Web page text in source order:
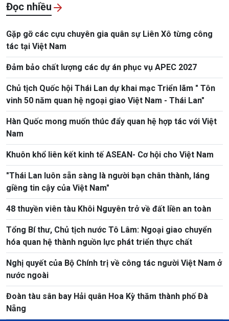
Đọc nhiều
Gặp gỡ các cựu chuyên gia quân sự Liên Xô từng công
tác tại Việt Nam
Đảm bảo chất lượng các dự án phục vụ APEC 2027
Chủ tịch Quốc hội Thái Lan dự khai mạc Triển lãm " Tôn
vinh 50 năm quan hệ ngoại giao Việt Nam - Thái Lan"
Hàn Quốc mong muốn thúc đẩy quan hệ hợp tác với Việt
Nam
Khuôn khổ liên kết kinh tế ASEAN- Cơ hội cho Việt Nam
"Thái Lan luôn sẵn sàng là người bạn chân thành, láng
giềng tin cậy của Việt Nam"
48 thuyền viên tàu Khôi Nguyên trở về đất liền an toàn
Tổng Bí thư, Chủ tịch nước Tô Lâm: Ngoại giao chuyển
hóa quan hệ thành nguồn lực phát triển thực chất
Nghị quyết của Bộ Chính trị về công tác người Việt Nam ở
nước ngoài
Đoàn tàu sân bay Hải quân Hoa Kỳ thăm thành phố Đà
Nẵng